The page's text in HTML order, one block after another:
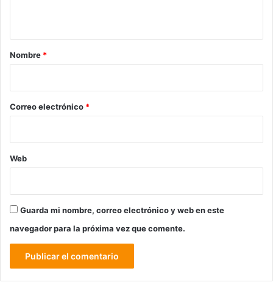
r
*
Nombre *
Correo electrónico *
Web
Guarda mi nombre, correo electrónico y web en este
navegador para la próxima vez que comente.